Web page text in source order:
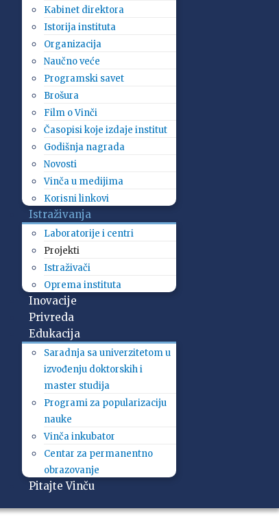
Kabinet direktora
Istorija instituta
Organizacija
Naučno veće
Programski savet
Brošura
Film o Vinči
Časopisi koje izdaje institut
Godišnja nagrada
Novosti
Vinča u medijima
Korisni linkovi
Istraživanja
Laboratorije i centri
Projekti
Istraživači
Oprema instituta
Inovacije
Privreda
Edukacija
Saradnja sa univerzitetom u
izvođenju doktorskih i
master studija
Programi za popularizaciju
nauke
Vinča inkubator
Centar za permanentno
obrazovanje
Pitajte Vinču